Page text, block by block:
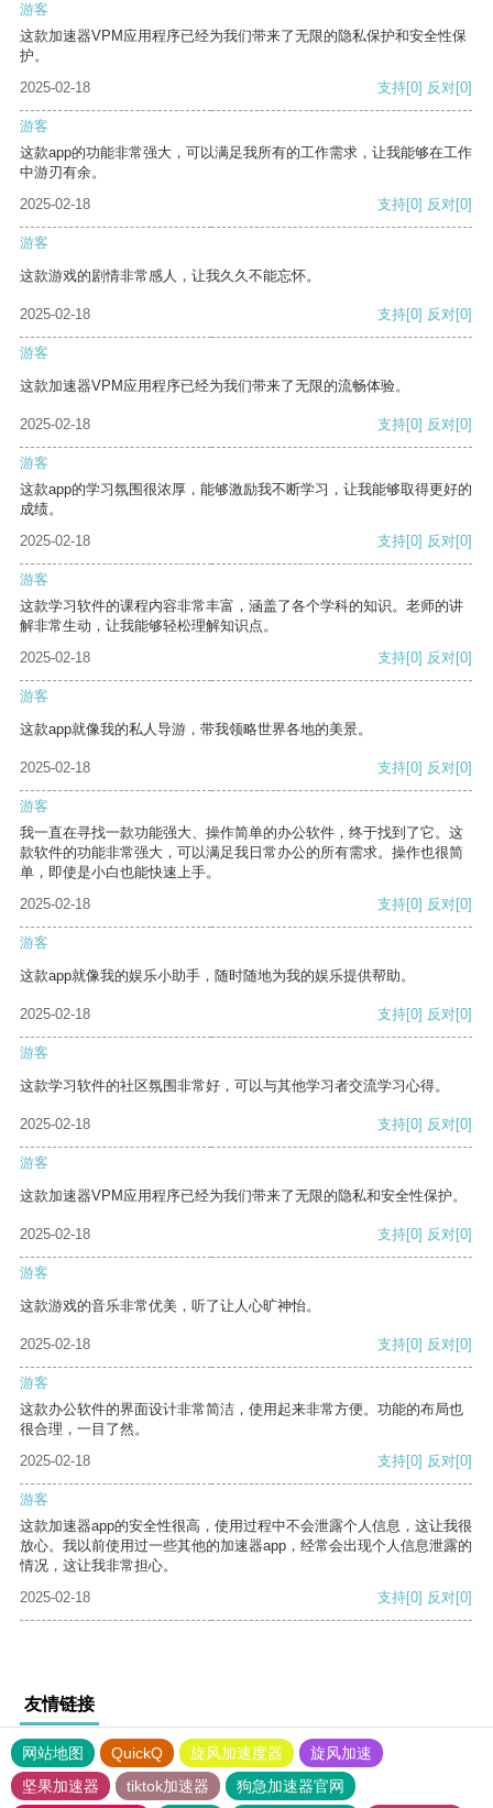
游客
这款加速器VPM应用程序已经为我们带来了无限的隐私保护和安全性保
护。
2025-02-18
支持[0] 反对[0]
游客
这款app的功能非常强大，可以满足我所有的工作需求，让我能够在工作
中游刃有余。
2025-02-18
支持[0] 反对[0]
游客
这款游戏的剧情非常感人，让我久久不能忘怀。
2025-02-18 支持[0] 反对[0]
游客
这款加速器VPM应用程序已经为我们带来了无限的流畅体验。
2025-02-18 支持[0] 反对[0]
游客
这款app的学习氛围很浓厚，能够激励我不断学习，让我能够取得更好的
成绩。
2025-02-18
支持[0] 反对[0]
游客
这款学习软件的课程内容非常丰富，涵盖了各个学科的知识。老师的讲
解非常生动，让我能够轻松理解知识点。
2025-02-18
支持[0] 反对[0]
游客
这款app就像我的私人导游，带我领略世界各地的美景。
2025-02-18 支持[0] 反对[0]
游客
我一直在寻找一款功能强大、操作简单的办公软件，终于找到了它。这
款软件的功能非常强大，可以满足我日常办公的所有需求。操作也很简
单，即使是小白也能快速上手。
2025-02-18
支持[0] 反对[0]
游客
这款app就像我的娱乐小助手，随时随地为我的娱乐提供帮助。
2025-02-18 支持[0] 反对[0]
游客
这款学习软件的社区氛围非常好，可以与其他学习者交流学习心得。
2025-02-18 支持[0] 反对[0]
游客
这款加速器VPM应用程序已经为我们带来了无限的隐私和安全性保护。
2025-02-18 支持[0] 反对[0]
游客
这款游戏的音乐非常优美，听了让人心旷神怡。
2025-02-18 支持[0] 反对[0]
游客
这款办公软件的界面设计非常简洁，使用起来非常方便。功能的布局也
很合理，一目了然。
2025-02-18
支持[0] 反对[0]
游客
这款加速器app的安全性很高，使用过程中不会泄露个人信息，这让我很
放心。我以前使用过一些其他的加速器app，经常会出现个人信息泄露的
情况，这让我非常担心。
2025-02-18
支持[0] 反对[0]
友情链接
网站地图 QuickQ 旋风加速度器
旋风加速
坚果加速器
tiktok加速器 狗急加速器官网